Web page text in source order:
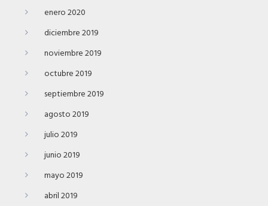
enero 2020
diciembre 2019
noviembre 2019
octubre 2019
septiembre 2019
agosto 2019
julio 2019
junio 2019
mayo 2019
abril 2019